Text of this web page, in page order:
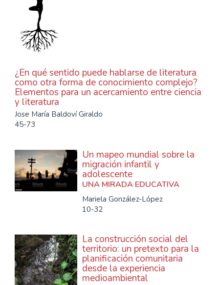
¿En qué sentido puede hablarse de literatura
como otra forma de conocimiento complejo?
Elementos para un acercamiento entre ciencia
y literatura
Jose María Baldoví Giraldo
45-73
Un mapeo mundial sobre la
migración infantil y
adolescente
UNA MIRADA EDUCATIVA
Mariela González-López
10-32
La construcción social del
territorio: un pretexto para la
planificación comunitaria
desde la experiencia
medioambiental